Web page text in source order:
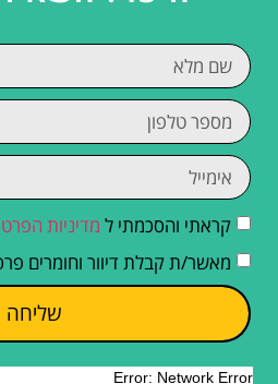
קראתי והסכמתי ל מדיניות
מאשר/ת קבלת דיוור וחומרים
שליחה